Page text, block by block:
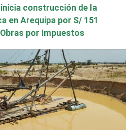
inicia construcción de la
en Arequipa por S/ 151
por Impuestos